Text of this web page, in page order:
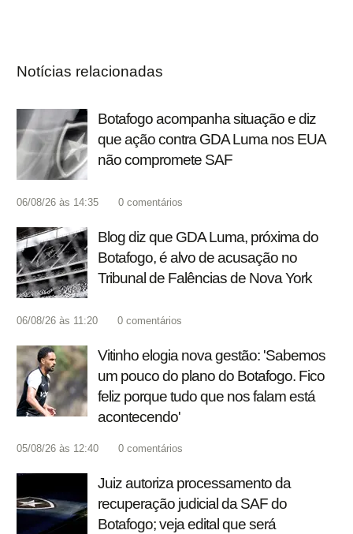
Notícias relacionadas
Botafogo acompanha situação e diz
que ação contra GDA Luma nos EUA
não compromete SAF
06/08/26 às 14:35 0 comentários
Blog diz que GDA Luma, próxima do
Botafogo, é alvo de acusação no
Tribunal de Falências de Nova York
06/08/26 às 11:20 0 comentários
Vitinho elogia nova gestão: 'Sabemos
um pouco do plano do Botafogo. Fico
feliz porque tudo que nos falam está
acontecendo'
05/08/26 às 12:40 0 comentários
Juiz autoriza processamento da
recuperação judicial da SAF do
Botafogo; veja edital que será